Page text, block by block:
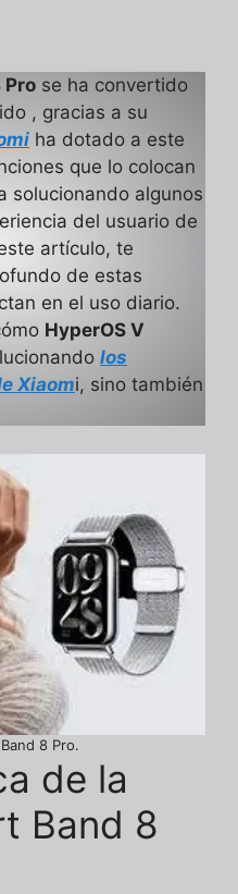
Pro se ha convertido
, gracias a su
ha dotado a este
que lo colocan
solucionando algunos
del usuario de
artículo, te
de estas
en el uso diario.
HyperOS V
los
Xiaomi, sino también
8 Pro.
de la
Band 8